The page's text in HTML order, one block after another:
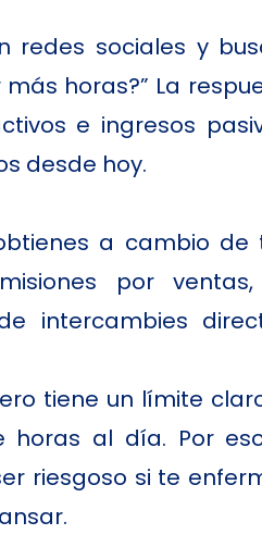
sociales y
horas?” La
e ingresos
desde hoy.
a cambio
por ventas,
intercambies
tiene un límite
al día. Por
riesgoso si te